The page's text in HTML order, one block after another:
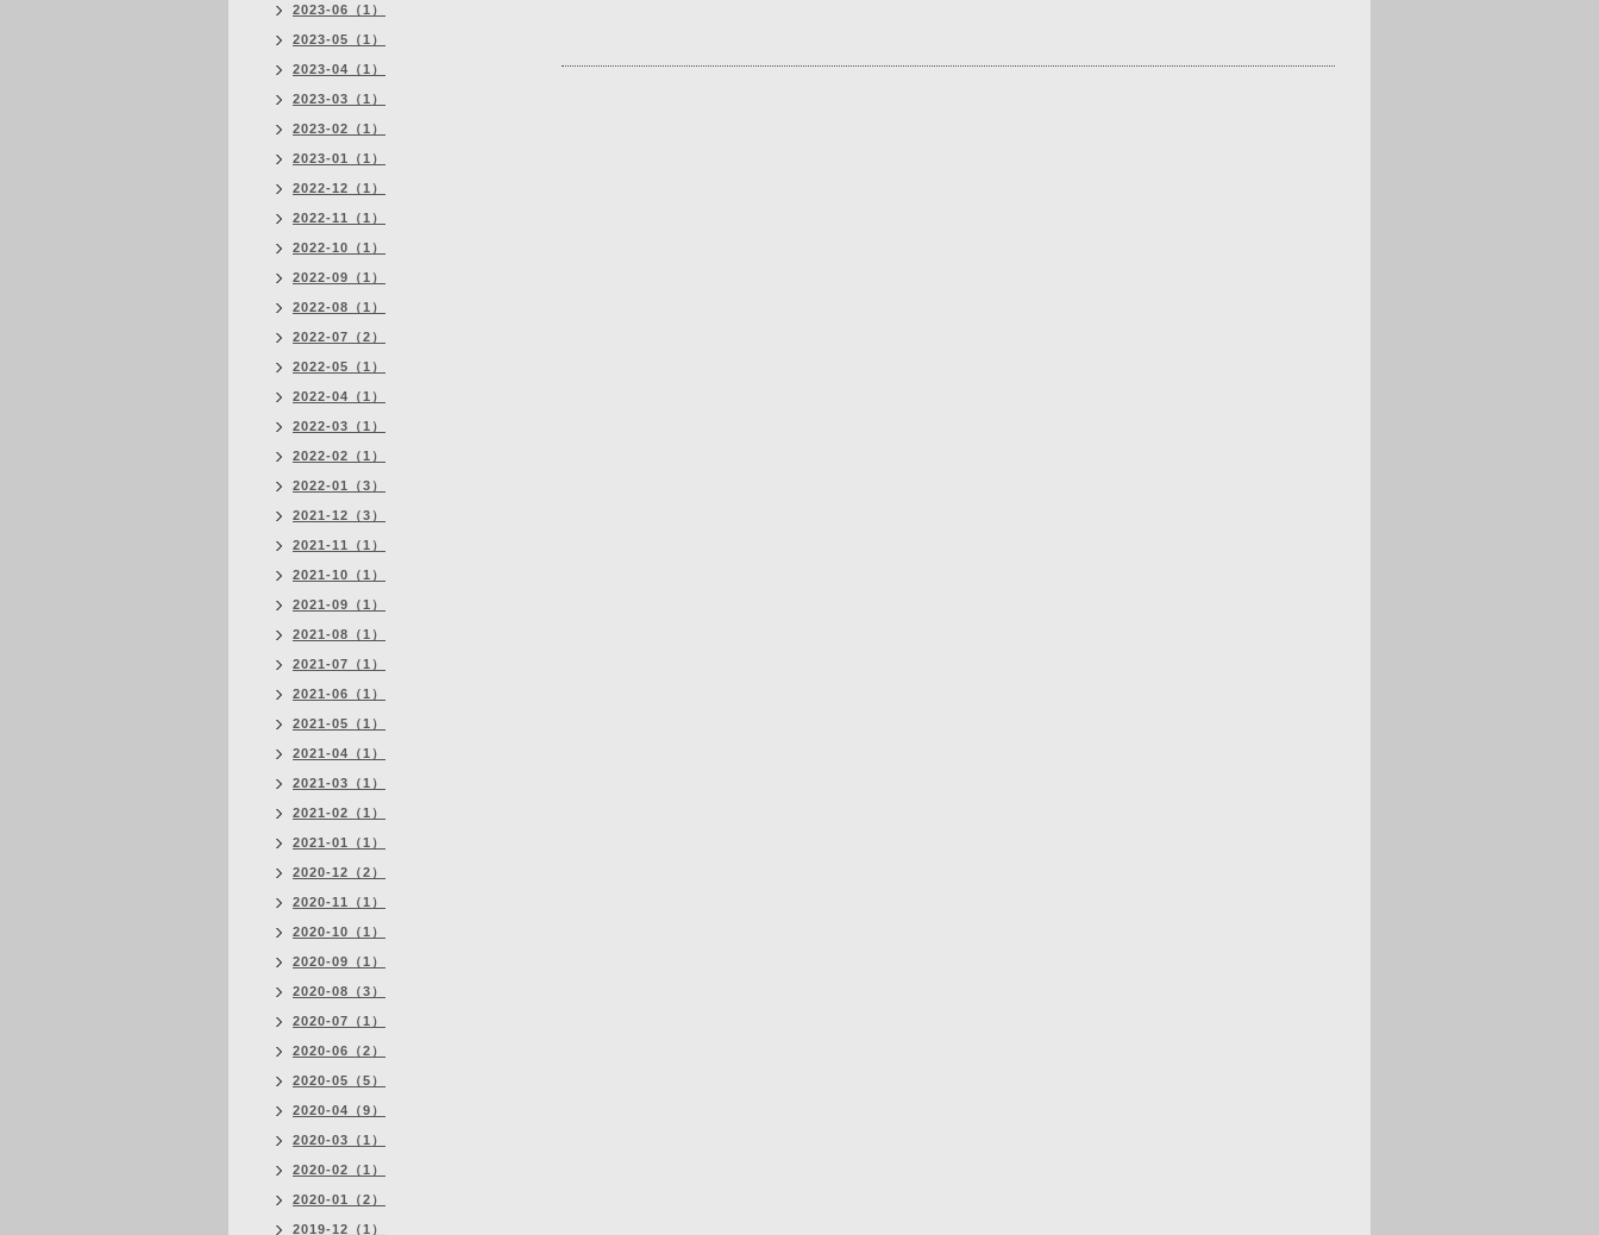
2023-06（1）
2023-05（1）
2023-04（1）
2023-03（1）
2023-02（1）
2023-01（1）
2022-12（1）
2022-11（1）
2022-10（1）
2022-09（1）
2022-08（1）
2022-07（2）
2022-05（1）
2022-04（1）
2022-03（1）
2022-02（1）
2022-01（3）
2021-12（3）
2021-11（1）
2021-10（1）
2021-09（1）
2021-08（1）
2021-07（1）
2021-06（1）
2021-05（1）
2021-04（1）
2021-03（1）
2021-02（1）
2021-01（1）
2020-12（2）
2020-11（1）
2020-10（1）
2020-09（1）
2020-08（3）
2020-07（1）
2020-06（2）
2020-05（5）
2020-04（9）
2020-03（1）
2020-02（1）
2020-01（2）
2019-12（1）